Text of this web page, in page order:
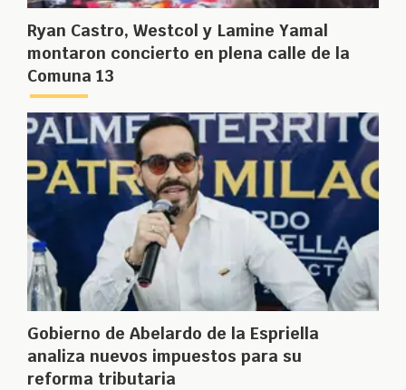
Ryan Castro, Westcol y Lamine Yamal
montaron concierto en plena calle de la
Comuna 13
Gobierno de Abelardo de la Espriella
analiza nuevos impuestos para su
reforma tributaria